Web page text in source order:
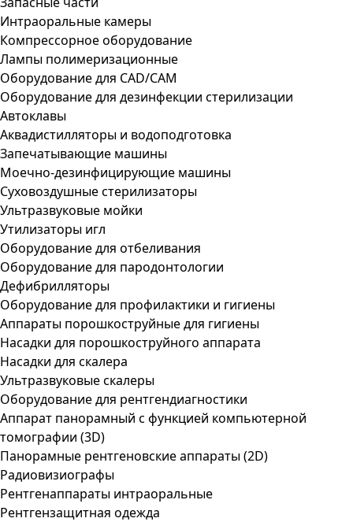
Интраоральные камеры
Компрессорное оборудование
Лампы полимеризационные
Оборудование для CAD/CAM
Оборудование для дезинфекции стерилизации
Автоклавы
Аквадистилляторы и водоподготовка
Запечатывающие машины
Моечно-дезинфицирующие машины
Суховоздушные стерилизаторы
Ультразвуковые мойки
Утилизаторы игл
Оборудование для отбеливания
Оборудование для пародонтологии
Дефибрилляторы
Оборудование для профилактики и гигиены
Аппараты порошкоструйные для гигиены
Насадки для порошкоструйного аппарата
Насадки для скалера
Ультразвуковые скалеры
Оборудование для рентгендиагностики
Аппарат панорамный с функцией компьютерной
томографии (3D)
Панорамные рентгеновские аппараты (2D)
Радиовизиографы
Рентгенаппараты интраоральные
Рентгензащитная одежда